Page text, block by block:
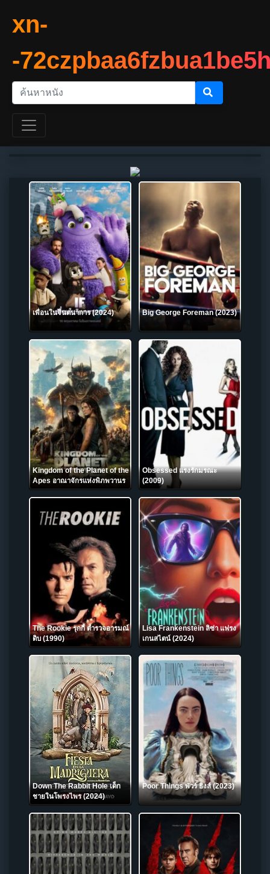
xn-
-
เพื่อนในจินตนาการ (2024) Big George Foreman (2023)
Kingdom of the Planet of the
Apes อาณาจักรแห่งพิภพวานร
(2024)
Obsessed แรงรักมรณะ
(2009)
The Rookie รุกกี้ ตำรวจอารมณ์
ดิบ (1990)
Lisa Frankenstein ลิซ่า แฟรง
เกนสไตน์ (2024)
Down The Rabbit Hole เด็ก
ชายในโพรงไพร (2024)
Poor Things พัวร์ ธิงส์ (2023)